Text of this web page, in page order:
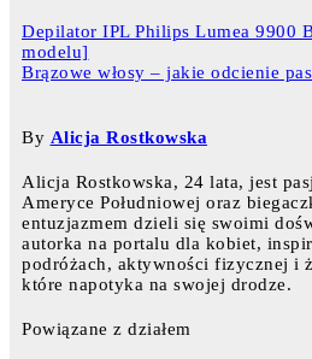
Depilator IPL Philips Lumea 9900
modelu]
Brązowe włosy – jakie odcienie
By Alicja Rostkowska
Alicja Rostkowska, 24 lata, jest
Ameryce Południowej oraz
entuzjazmem dzieli się swoimi
autorka na portalu dla kobiet,
podróżach, aktywności fizycznej i
które napotyka na swojej drodze.
Powiązane z działem